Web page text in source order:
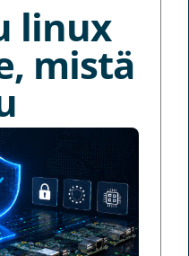
linux
mistä